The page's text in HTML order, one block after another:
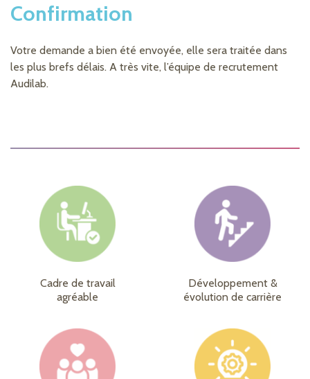
Confirmation
Votre demande a bien été envoyée, elle sera traitée dans
les plus brefs délais. A très vite, l’équipe de recrutement
Audilab.
Cadre de travail
agréable
Développement &
évolution de carrière